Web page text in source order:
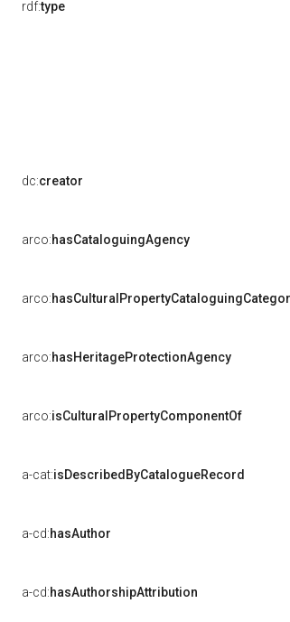
rdf:type
dc:creator
arco:hasCataloguingAgency
arco:
arco:hasHeritageProtectionAgency
arco:isCulturalPropertyComponentOf
a-cat:isDescribedByCatalogueRecord
a-cd:hasAuthor
a-cd:hasAuthorshipAttribution